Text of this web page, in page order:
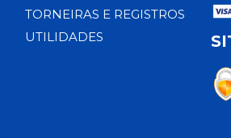
TORNEIRAS E REGISTROS
UTILIDADES